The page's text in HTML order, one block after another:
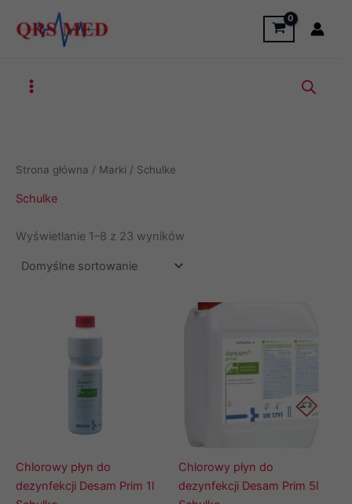
Strona główna / Marki / Schulke
Schulke
Wyświetlanie 1–8 z 23 wyników
Chlorowy płyn do
dezynfekcji Desam Prim 1l
Chlorowy płyn do
dezynfekcji Desam Prim 5l